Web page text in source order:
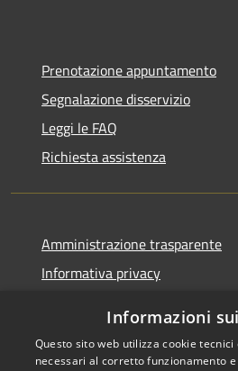
Prenotazione appuntamento
Segnalazione disservizio
Leggi le FAQ
Richiesta assistenza
Amministrazione trasparente
Informativa privacy
Dichiarazione di accessibilità
Informazioni
Questo sito web utilizza cookie
necessari al corretto funzionamento